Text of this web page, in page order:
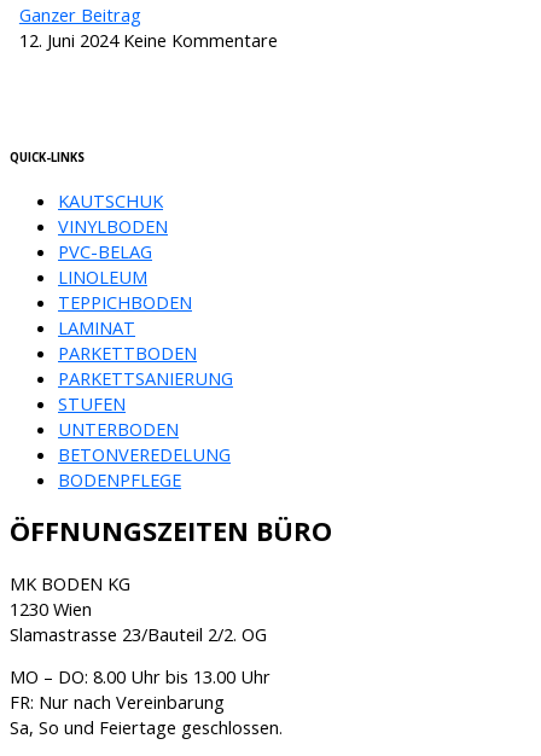
Ganzer Beitrag
12. Juni 2024 Keine Kommentare
QUICK-LINKS
KAUTSCHUK
VINYLBODEN
PVC-BELAG
LINOLEUM
TEPPICHBODEN
LAMINAT
PARKETTBODEN
PARKETTSANIERUNG
STUFEN
UNTERBODEN
BETONVEREDELUNG
BODENPFLEGE
ÖFFNUNGSZEITEN BÜRO
MK BODEN KG
1230 Wien
Slamastrasse 23/Bauteil 2/2. OG
MO – DO: 8.00 Uhr bis 13.00 Uhr
FR: Nur nach Vereinbarung
Sa, So und Feiertage geschlossen.